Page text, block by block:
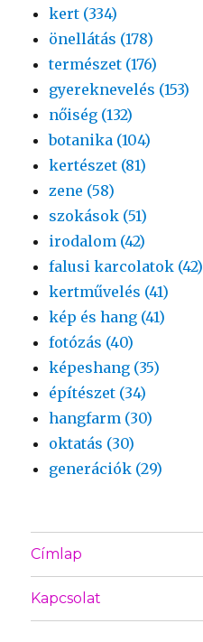
kert (334)
önellátás (178)
természet (176)
gyereknevelés (153)
nőiség (132)
botanika (104)
kertészet (81)
zene (58)
szokások (51)
irodalom (42)
falusi karcolatok (42)
kertművelés (41)
kép és hang (41)
fotózás (40)
képeshang (35)
építészet (34)
hangfarm (30)
oktatás (30)
generációk (29)
Címlap
Kapcsolat